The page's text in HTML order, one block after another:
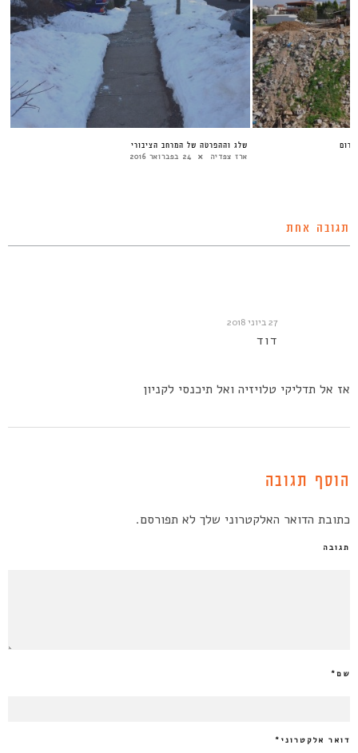
שלג וההפרטה של המרחב הציבורי
ארז צפדיה 24 בפברואר 2016
תגובה אחת
27 ביוני 2018
דוד
אז אל תדליקי טלויזיה ואל תיכנסי לקניון
הוסף תגובה
כתובת הדואר האלקטרוני שלך לא תפורסם.
תגובה
שם*
דואר אלקטרוני *